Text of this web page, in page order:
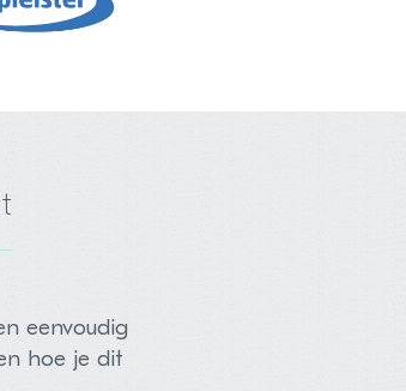
eenvoudig
hoe je dit